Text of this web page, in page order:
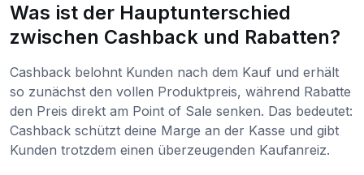
Was ist der Hauptunterschied
zwischen Cashback und Rabatten?
Cashback belohnt Kunden nach dem Kauf und erhält
so zunächst den vollen Produktpreis, während Rabatte
den Preis direkt am Point of Sale senken. Das bedeutet:
Cashback schützt deine Marge an der Kasse und gibt
Kunden trotzdem einen überzeugenden Kaufanreiz.